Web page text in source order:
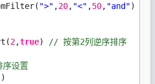
">" ,20, "<" ,50, "and")
2,true) // 按第2列逆序排序
设置